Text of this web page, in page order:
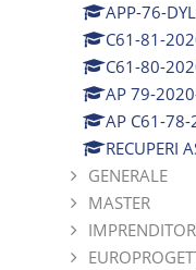
APP-76-
C61-81-
C61-80-
AP 79-
AP C61-
RECUPERI
GENERALE
MASTER